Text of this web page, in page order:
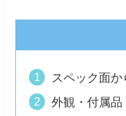
スペック面
外観・付属品